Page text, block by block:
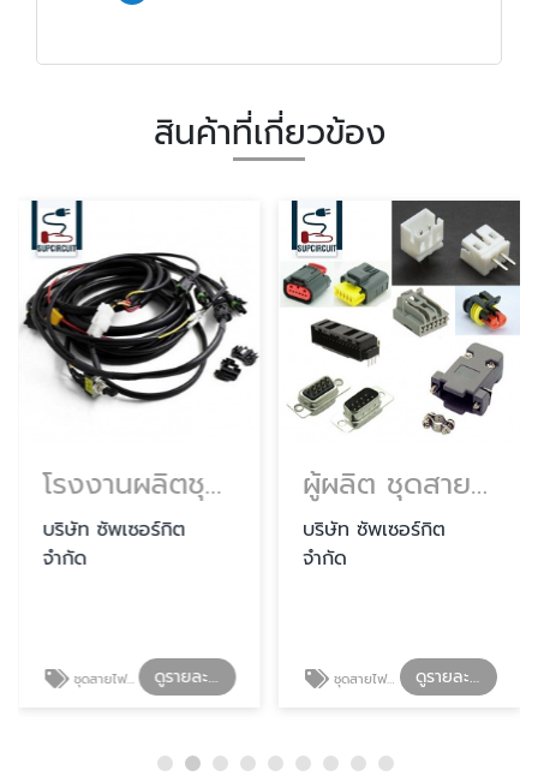
สินค้าที่เกี่ยวข้อง
โรงงานผลิตชุดสายไฟรถมอเตอร์ไซต์ ราคา
บริษัท ซัพเซอร์กิต
จำกัด
ชุดสายไฟรถมอเตอร์ไซต์ ดูรายละเอียด
ผู้ผลิต ชุดสายไฟปลั๊กช่อง Connector
บริษัท ซัพเซอร์กิต
จำกัด
ชุดสายไฟปลั๊กช่อง Connector ดูรายละเอียด